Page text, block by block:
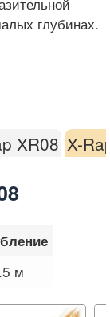
глубинах.
XR08 X-
м